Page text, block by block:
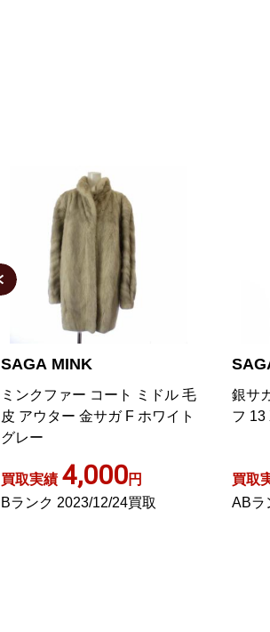
SAGA MINK
ミンクファー コート ミドル 毛
皮 アウター 金サガ F ホワイト
グレー
買取実績 4,000円
Bランク 2023/12/24買取
銀サ
フ 13
買取
ABラ